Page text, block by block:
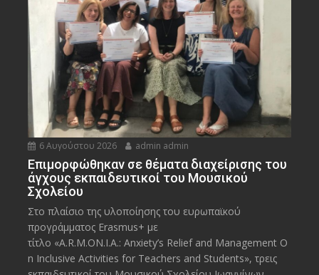
6 Αυγούστου 2026 admin admin
Eπιμορφώθηκαν σε θέματα διαχείρισης του
άγχους εκπαιδευτικοί του Μουσικού
Σχολείου
Στο πλαίσιο της υλοποίησης του ευρωπαϊκού
προγράμματος Erasmus+ με
τίτλο «A.R.M.ON.I.A.: Anxiety’s Relief and Management O
n Inclusive Activities for Teachers and Students», τρεις